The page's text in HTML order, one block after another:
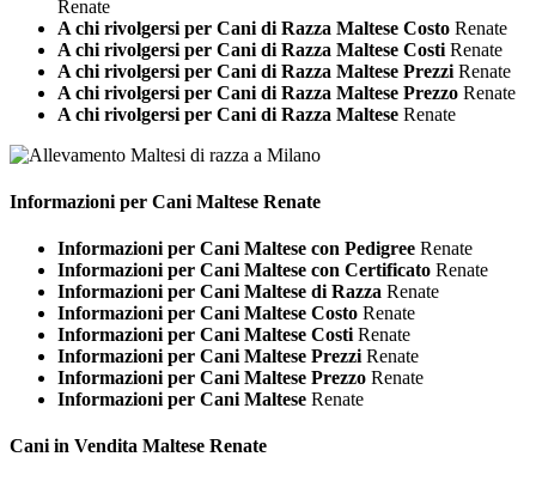
Renate
A chi rivolgersi per Cani di Razza Maltese Costo Renate
A chi rivolgersi per Cani di Razza Maltese Costi Renate
A chi rivolgersi per Cani di Razza Maltese Prezzi Renate
A chi rivolgersi per Cani di Razza Maltese Prezzo Renate
A chi rivolgersi per Cani di Razza Maltese Renate
Informazioni per Cani Maltese Renate
Informazioni per Cani Maltese con Pedigree Renate
Informazioni per Cani Maltese con Certificato Renate
Informazioni per Cani Maltese di Razza Renate
Informazioni per Cani Maltese Costo Renate
Informazioni per Cani Maltese Costi Renate
Informazioni per Cani Maltese Prezzi Renate
Informazioni per Cani Maltese Prezzo Renate
Informazioni per Cani Maltese Renate
Cani in Vendita Maltese Renate